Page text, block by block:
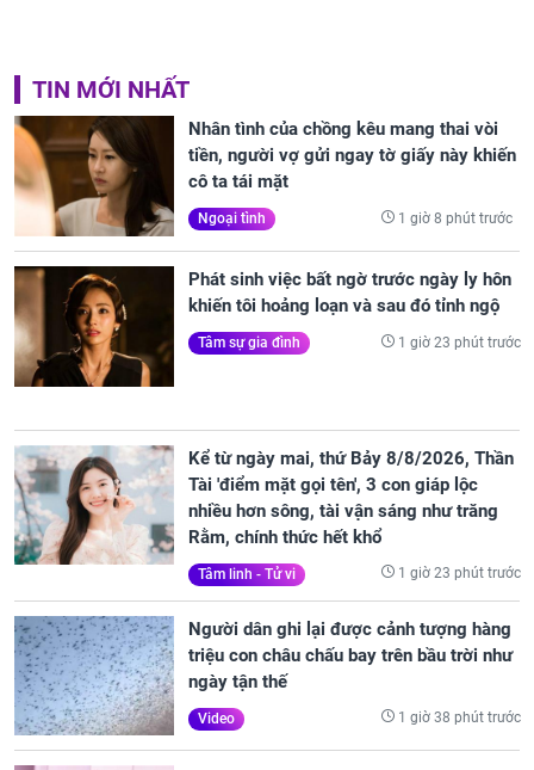
TIN MỚI NHẤT
Nhân tình của chồng kêu mang thai vòi
tiền, người vợ gửi ngay tờ giấy này khiến
cô ta tái mặt
Ngoại tình 1 giờ 8 phút trước
Phát sinh việc bất ngờ trước ngày ly hôn
khiến tôi hoảng loạn và sau đó tỉnh ngộ
Tâm sự gia đình 1 giờ 23 phút trước
Kể từ ngày mai, thứ Bảy 8/8/2026, Thần
Tài 'điểm mặt gọi tên', 3 con giáp lộc
nhiều hơn sông, tài vận sáng như trăng
Rằm, chính thức hết khổ
Tâm linh - Tử vi 1 giờ 23 phút trước
Người dân ghi lại được cảnh tượng hàng
triệu con châu chấu bay trên bầu trời như
ngày tận thế
Video 1 giờ 38 phút trước